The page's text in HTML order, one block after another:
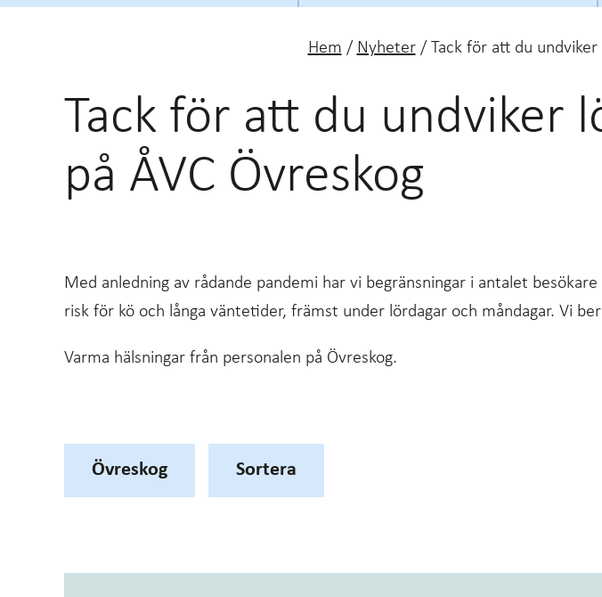
Hem / Nyheter/ Tack för att du
Tack för att du undviker
på ÅVC Övreskog
Med anledning av rådande pandemi har vi begränsningar i antalet
risk för kö och långa väntetider, främst under lördagar och måndagar. Vi
Varma hälsningar från personalen på Övreskog.
Övreskog Sortera